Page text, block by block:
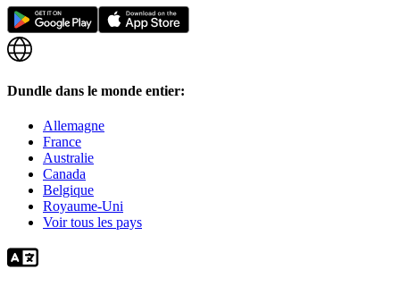
Dundle dans le monde entier:
Allemagne
France
Australie
Canada
Belgique
Royaume-Uni
Voir tous les pays